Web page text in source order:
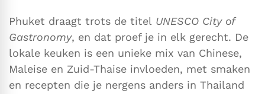
Phuket draagt trots de titel UNESCO City of
Gastronomy, en dat proef je in elk gerecht. De
lokale keuken is een unieke mix van Chinese,
Maleise en Zuid-Thaise invloeden, met smaken
en recepten die je nergens anders in Thailand